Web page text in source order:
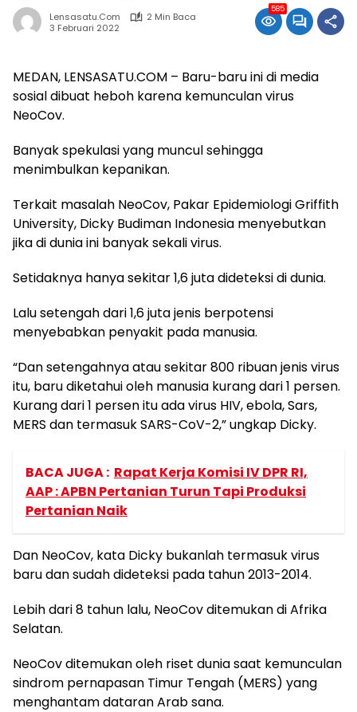
Lensasatu.com
2 Min Baca
3 Februari 2022
585
MEDAN, LENSASATU.COM – Baru-baru ini di media
sosial dibuat heboh karena kemunculan virus
NeoCov.
Banyak spekulasi yang muncul sehingga
menimbulkan kepanikan.
Terkait masalah NeoCov, Pakar Epidemiologi Griffith
University, Dicky Budiman Indonesia menyebutkan
jika di dunia ini banyak sekali virus.
Setidaknya hanya sekitar 1,6 juta dideteksi di dunia.
Lalu setengah dari 1,6 juta jenis berpotensi
menyebabkan penyakit pada manusia.
“Dan setengahnya atau sekitar 800 ribuan jenis virus
itu, baru diketahui oleh manusia kurang dari 1 persen.
Kurang dari 1 persen itu ada virus HIV, ebola, Sars,
MERS dan termasuk SARS-CoV-2,” ungkap Dicky.
BACA JUGA : Rapat Kerja Komisi IV DPR RI,
AAP : APBN Pertanian Turun Tapi Produksi
Pertanian Naik
Dan NeoCov, kata Dicky bukanlah termasuk virus
baru dan sudah dideteksi pada tahun 2013-2014.
Lebih dari 8 tahun lalu, NeoCov ditemukan di Afrika
Selatan.
NeoCov ditemukan oleh riset dunia saat kemunculan
sindrom pernapasan Timur Tengah (MERS) yang
menghantam dataran Arab sana.